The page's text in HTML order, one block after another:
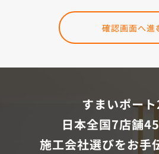
確認画面へ進
すまいポー
日本全国7店舗
施工会社選びをお手